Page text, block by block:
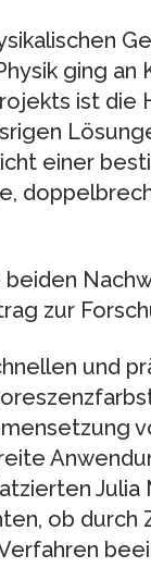
ging an
ist
einer
zur
und
Julia
ob durch